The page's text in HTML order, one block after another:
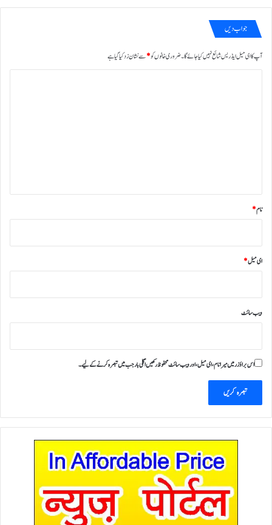
جواب دیں
آپ کا ای میل ایڈریس شائع نہیں کیا جائے گا۔ضروری خانوں کو*سے نشان زد کیا گیا ہے
نام*
ای میل*
ویب‌ سائٹ
اس براؤزر میں میرا نام، ای میل، اور ویب سائٹ محفوظ رکھیں اگلی بار جب میں تبصرہ کرنے کےلیے۔